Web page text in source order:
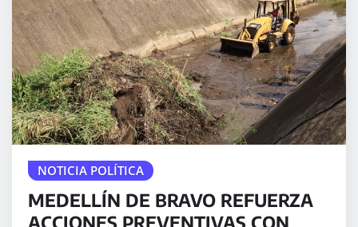
NOTICIA POLÍTICA
MEDELLÍN DE BRAVO REFUERZA
ACCIONES PREVENTIVAS CON